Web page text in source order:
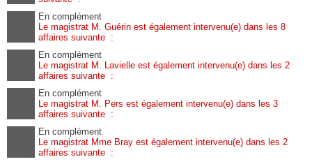
En complément
Le magistrat M. Guérin est également intervenu(e) dans les 8
affaires suivante :
En complément
Le magistrat M. Lavielle est également intervenu(e) dans les 2
affaires suivante :
En complément
Le magistrat M. Pers est également intervenu(e) dans les 3
affaires suivante :
En complément
Le magistrat Mme Bray est également intervenu(e) dans les 2
affaires suivante :